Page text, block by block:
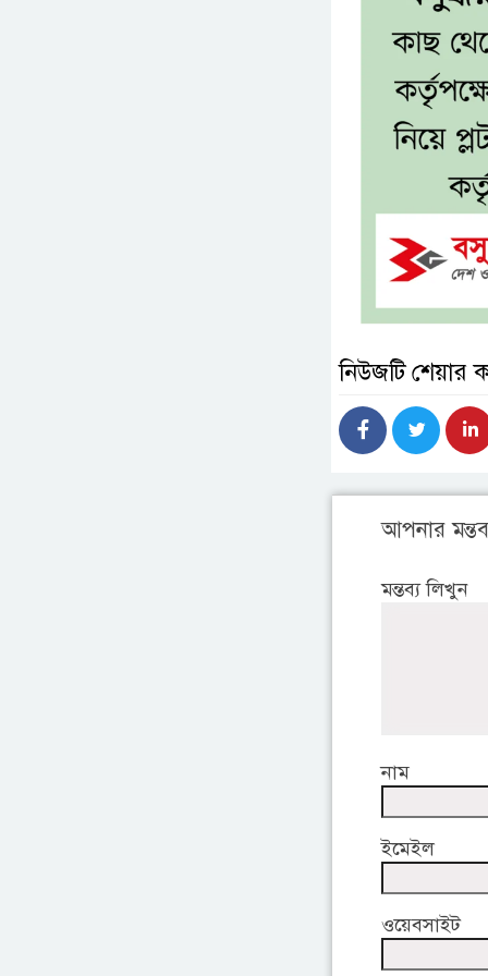
নিউজটি শেয়ার
আপনার
মন্তব্য লিখুন
নাম
ইমেইল
ওয়েবসাইট